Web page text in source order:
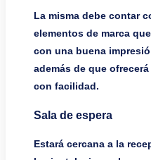
La misma debe contar
elementos de marca
con una buena
además de que
con facilidad.
Sala de espera
Estará cercana a la